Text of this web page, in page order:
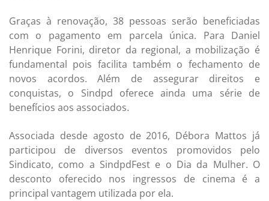
Graças à renovação, 38 pessoas serão beneficiadas
com o pagamento em parcela única. Para Daniel
Henrique Forini, diretor da regional, a mobilização é
fundamental pois facilita também o fechamento de
novos acordos. Além de assegurar direitos e
conquistas, o Sindpd oferece ainda uma série de
benefícios aos associados.
Associada desde agosto de 2016, Débora Mattos já
participou de diversos eventos promovidos pelo
Sindicato, como a SindpdFest e o Dia da Mulher. O
desconto oferecido nos ingressos de cinema é a
principal vantagem utilizada por ela.